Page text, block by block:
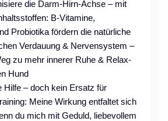
die Darm-Hirn-Achse – mit
B-Vitamine,
Probiotika fördern die natürliche
Verdauung & Nervensystem –
zu mehr innerer Ruhe & Relax-
Hund
Hilfe – doch kein Ersatz für
Meine Wirkung entfaltet sich
du mich mit Geduld, liebevollem